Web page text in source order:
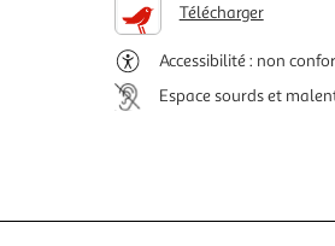
Télécharger
Accessibilité : non
Espace sourds et